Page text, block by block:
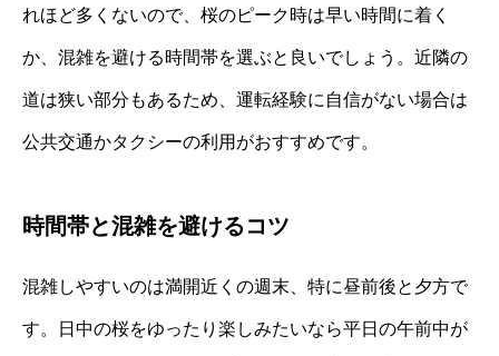
れほど多くないので、桜のピーク時は早い時間に着く
か、混雑を避ける時間帯を選ぶと良いでしょう。近隣の
道は狭い部分もあるため、運転経験に自信がない場合は
公共交通かタクシーの利用がおすすめです。
時間帯と混雑を避けるコツ
混雑しやすいのは満開近くの週末、特に昼前後と夕方で
す。日中の桜をゆったり楽しみたいなら平日の午前中が